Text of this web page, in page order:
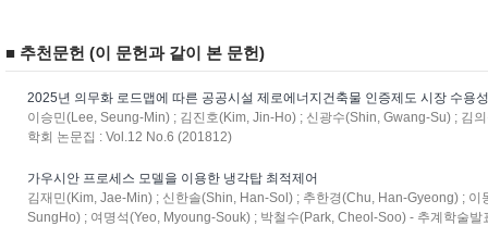
■ 추천문헌 (이 문헌과 같이 본 문헌)
2025년 의무화 로드맵에 따른 공공시설 제로에너지건축물 인증제도 시장 수용성
이승민(Lee, Seung-Min) ; 김진호(Kim, Jin-Ho) ; 신광수(Shin, Gwang-Su) ; 김
학회 논문집 : Vol.12 No.6 (201812)
가우시안 프로세스 모델을 이용한 냉각탑 최적제어
김재민(Kim, Jae-Min) ; 신한솔(Shin, Han-Sol) ; 추한경(Chu, Han-Gyeong) ;
SungHo) ; 여명석(Yeo, Myoung-Souk) ; 박철수(Park, Cheol-Soo) - 추계학술